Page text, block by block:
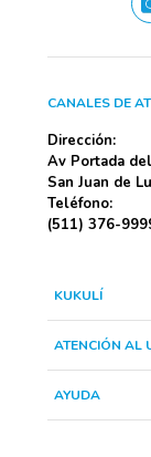
CANALES DE
Dirección:
Av Portada
San Juan de
Teléfono:
(511) 376-
KUKULÍ
ATENCIÓN AL
AYUDA